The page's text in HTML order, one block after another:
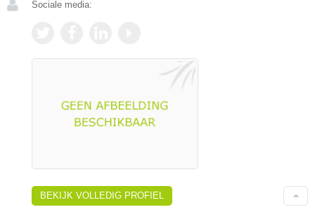
Sociale media:
BEKIJK VOLLEDIG PROFIEL